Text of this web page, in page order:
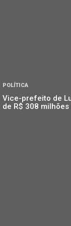
POLÍTICA
Vice-prefeito de
de R$ 308 milhões